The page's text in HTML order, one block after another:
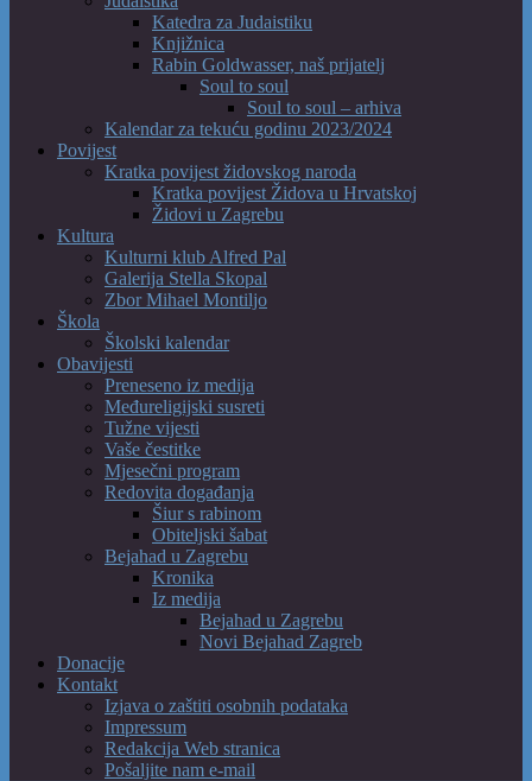
Katedra za Judaistiku
Knjižnica
Rabin Goldwasser, naš prijatelj
Soul to soul
Soul to soul – arhiva
Kalendar za tekuću godinu 2023/2024
Povijest
Kratka povijest židovskog naroda
Kratka povijest Židova u Hrvatskoj
Židovi u Zagrebu
Kultura
Kulturni klub Alfred Pal
Galerija Stella Skopal
Zbor Mihael Montiljo
Škola
Školski kalendar
Obavijesti
Preneseno iz medija
Međureligijski susreti
Tužne vijesti
Vaše čestitke
Mjesečni program
Redovita događanja
Šiur s rabinom
Obiteljski šabat
Bejahad u Zagrebu
Kronika
Iz medija
Bejahad u Zagrebu
Novi Bejahad Zagreb
Donacije
Kontakt
Izjava o zaštiti osobnih podataka
Impressum
Redakcija Web stranica
Pošaljite nam e-mail